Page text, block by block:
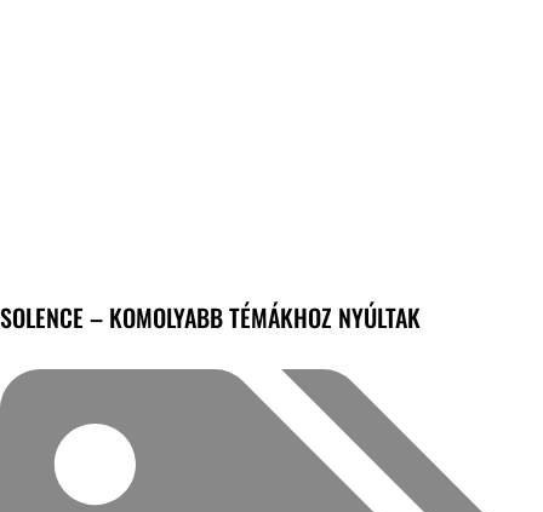
SOLENCE – KOMOLYABB TÉMÁKHOZ NYÚLTAK